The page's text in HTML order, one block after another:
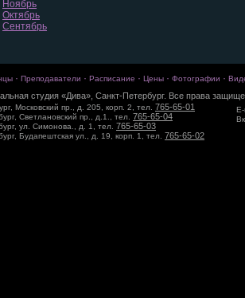
Ноябрь
Октябрь
Сентябрь
· Преподаватели · Расписание · Цены · Фотографии ·
студия «Дива», Санкт-Петербург. Все права
Московский пр., д. 205, корп. 2, тел. 765-65-01
Светлановский пр., д.1., тел. 765-65-04
ул. Симонова., д. 1, тел. 765-65-03
Будапештская ул., д. 19, корп. 1, тел. 765-65-02